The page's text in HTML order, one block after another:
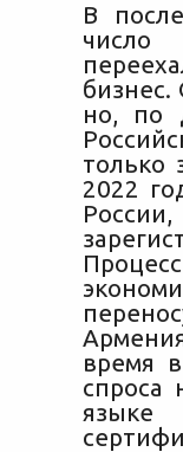
В
число
бизнес.
но, по
только
2022
время
спроса
языке